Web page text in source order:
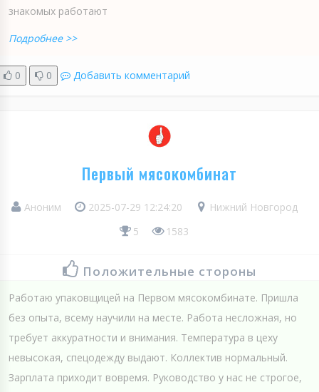
знакомых работают
Подробнее >>
0 0 Добавить комментарий
Первый мясокомбинат
Аноним 2025-07-29 12:24:20
Нижний Новгород
5
1583
Положительные стороны
Работаю упаковщицей на Первом мясокомбинате. Пришла
без опыта, всему научили на месте. Работа несложная, но
требует аккуратности и внимания. Температура в цеху
невысокая, спецодежду выдают. Коллектив нормальный.
Зарплата приходит вовремя. Руководство у нас не строгое,